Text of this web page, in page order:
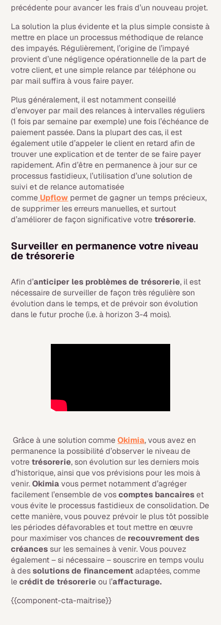
précédente pour avancer les frais d’un nouveau projet.
La solution la plus évidente et la plus simple consiste à
mettre en place un processus méthodique de relance
des impayés. Régulièrement, l’origine de l’impayé
provient d’une négligence opérationnelle de la part de
votre client, et une simple relance par téléphone ou
par mail suffira à vous faire payer.
Plus généralement, il est notamment conseillé
d’envoyer par mail des relances à intervalles réguliers
(1 fois par semaine par exemple) une fois l’échéance de
paiement passée. Dans la plupart des cas, il est
également utile d’appeler le client en retard afin de
trouver une explication et de tenter de se faire payer
rapidement. Afin d’être en permanence à jour sur ce
processus fastidieux, l’utilisation d’une solution de
suivi et de relance automatisée
comme Upflow permet de gagner un temps précieux,
de supprimer les erreurs manuelles, et surtout
d’améliorer de façon significative votretrésorerie.
Surveiller en permanence votre niveau
de trésorerie
Afin d’anticiper les problèmes de trésorerie, il est
nécessaire de surveiller de façon très régulière son
évolution dans le temps, et de prévoir son évolution
dans le futur proche (i.e. à horizon 3-4 mois).
Grâce à une solution commeOkimia, vous avez en
permanence la possibilité d’observer le niveau de
votretrésorerie, son évolution sur les derniers mois
d’historique, ainsi que vos prévisions pour les mois à
venir.Okimiavous permet notamment d’agréger
facilement l’ensemble de voscomptes bancaireset
vous évite le processus fastidieux de consolidation. De
cette manière, vous pouvez prévoir le plus tôt possible
les périodes défavorables et tout mettre en œuvre
pour maximiser vos chances de recouvrement des
créancessur les semaines à venir. Vous pouvez
également – si nécessaire – souscrire en temps voulu
à dessolutions de financementadaptées, comme
lecrédit de trésorerie ou l’affacturage.
{{component-cta-maitrise}}